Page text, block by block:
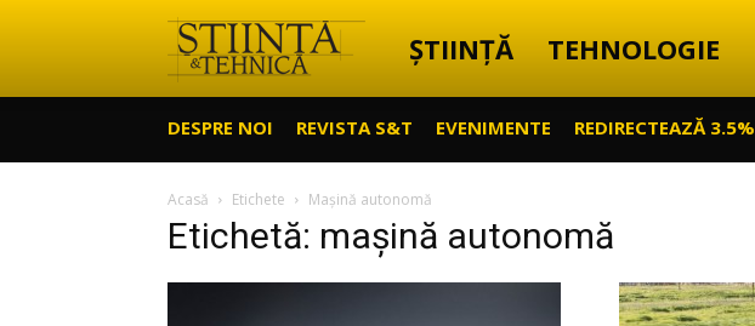
Știință
Tehnică
ȘTIINȚĂ TEHNOLOGIE
DESPRE NOI REVISTA S&T EVENIMENTE REDIRECTEAZĂ 3.5%
Acasă Etichete Mașină autonomă
Etichetă: mașină autonomă